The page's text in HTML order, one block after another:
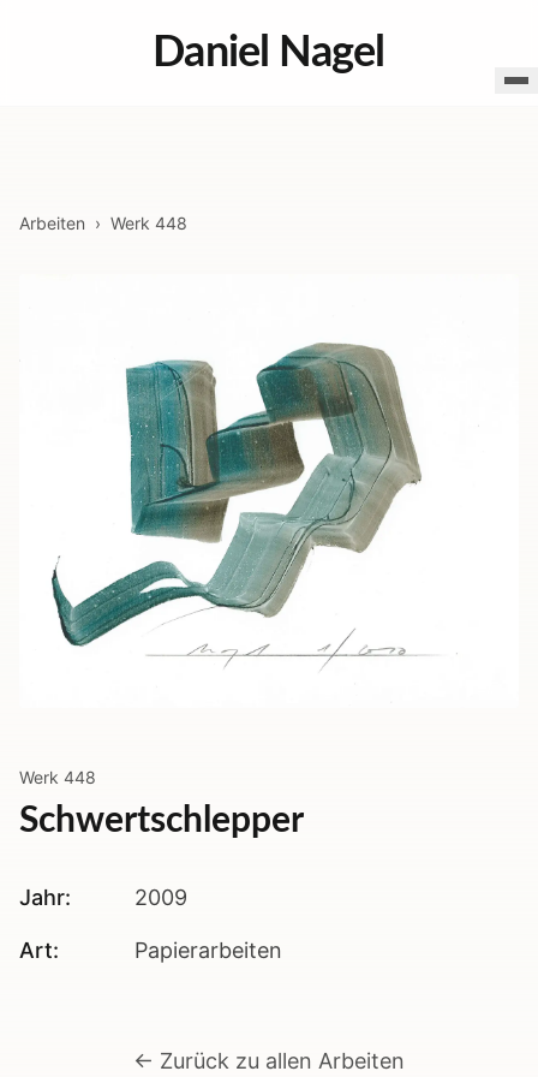
Daniel Nagel
Arbeiten › Werk 448
Werk 448
Schwertschlepper
Jahr: 2009
Art: Papierarbeiten
← Zurück zu allen Arbeiten